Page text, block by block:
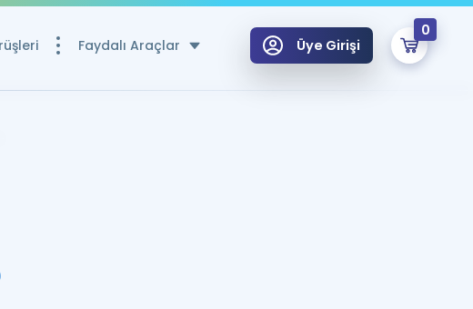
Faydalı Araçlar
YÖKDİL Puan Hesaplama Aracı
Üye Girişi
0